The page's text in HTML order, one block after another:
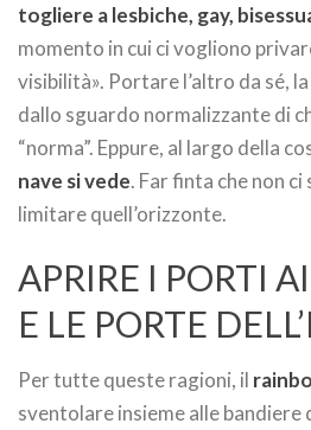
togliere a lesbiche, gay,
momento in cui ci vogliono
visibilità». Portare l’altro da sé,
dallo sguardo normalizzante di
“norma”. Eppure, al largo della
nave si vede. Far finta che non
limitare quell’orizzonte.
APRIRE I PORTI
E LE PORTE
Per tutte queste ragioni, il
sventolare insieme alle bandiere